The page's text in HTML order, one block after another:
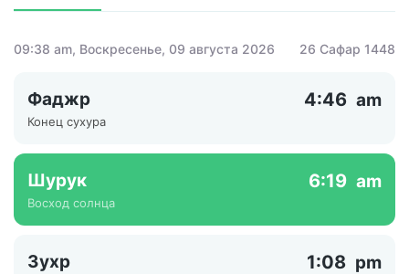
09:38 am, Воскресенье, 09 августа 2026 26 Сафар 1448
Фаджр 4:46 am
Конец сухура
Шурук 6:19 am
Восход солнца
Зухр 1:08 pm